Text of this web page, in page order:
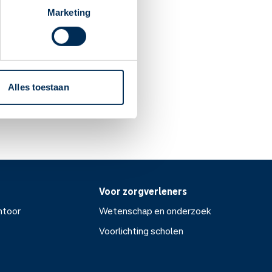
Marketing
Alles toestaan
of u
gekocht.
Voor zorgverleners
Wetenschap en onderzoek
Voorlichting scholen